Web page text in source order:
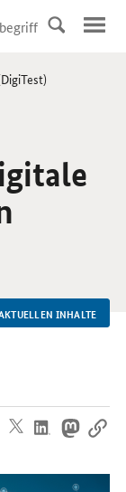
INHALTE